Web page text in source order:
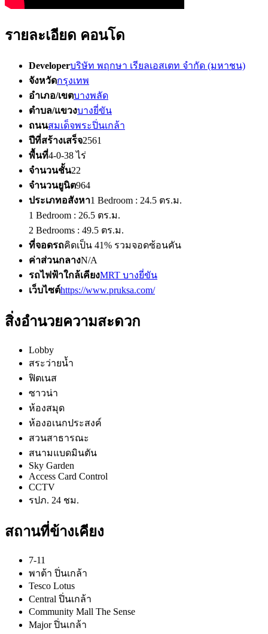
รายละเอียด คอนโด
Developerบริษัท พฤกษา เรียลเอสเตท จำกัด (มหาชน)
จังหวัดกรุงเทพ
อำเภอ/เขตบางพลัด
ตำบล/แขวงบางยี่ขัน
ถนนสมเด็จพระปิ่นเกล้า
ปีที่สร้างเสร็จ2561
พื้นที่4-0-38 ไร่
จำนวนชั้น22
จำนวนยูนิต964
ประเภทอสังหา1 Bedroom : 24.5 ตร.ม.
1 Bedroom : 26.5 ตร.ม.
2 Bedrooms : 49.5 ตร.ม.
ที่จอดรถคิดเป็น 41% รวมจอดซ้อนคัน
ค่าส่วนกลางN/A
รถไฟฟ้าใกล้เคียงMRT บางยี่ขัน
เว็บไซต์https://www.pruksa.com/
สิ่งอำนวยความสะดวก
Lobby
สระว่ายน้ำ
ฟิตเนส
ซาวน่า
ห้องสมุด
ห้องอเนกประสงค์
สวนสาธารณะ
สนามแบดมินตัน
Sky Garden
Access Card Control
CCTV
รปภ. 24 ชม.
สถานที่ข้างเคียง
7-11
พาต้า ปิ่นเกล้า
Tesco Lotus
Central ปิ่นเกล้า
Community Mall The Sense
Major ปิ่นเกล้า